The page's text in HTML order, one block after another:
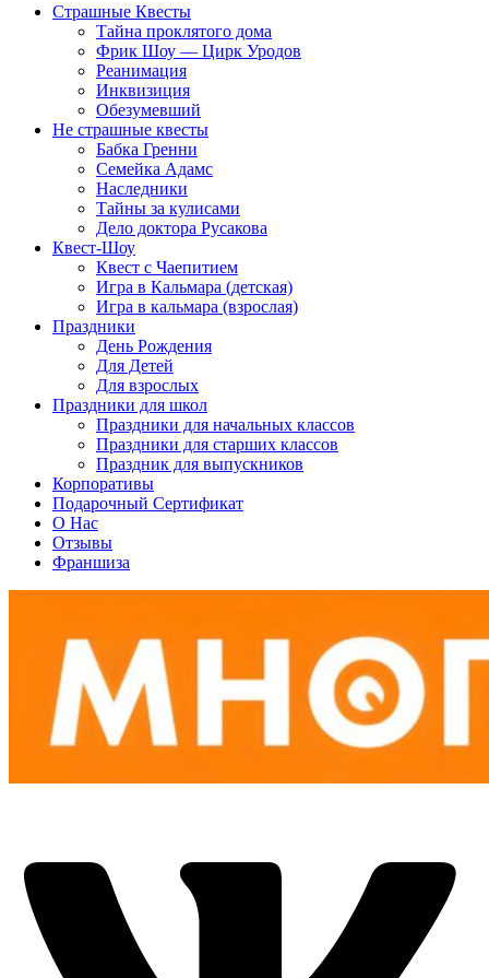
Страшные Квесты
Тайна проклятого дома
Фрик Шоу — Цирк Уродов
Реанимация
Инквизиция
Обезумевший
Не страшные квесты
Бабка Гренни
Семейка Адамс
Наследники
Тайны за кулисами
Дело доктора Русакова
Квест-Шоу
Квест с Чаепитием
Игра в Кальмара (детская)
Игра в кальмара (взрослая)
Праздники
День Рождения
Для Детей
Для взрослых
Праздники для школ
Праздники для начальных классов
Праздники для старших классов
Праздник для выпускников
Корпоративы
Подарочный Сертификат
О Нас
Отзывы
Франшиза